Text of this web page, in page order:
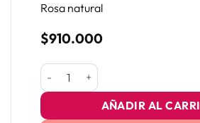
Rosa natural
$910.000
Cilindro XL Hongo con 150 Rosas
AÑADIR AL